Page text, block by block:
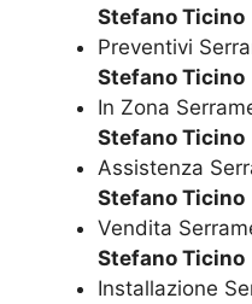
Stefano Ticino
Preventivi
Stefano Ticino
In Zona
Stefano Ticino
Assistenza
Stefano Ticino
Vendita
Stefano Ticino
Installazione